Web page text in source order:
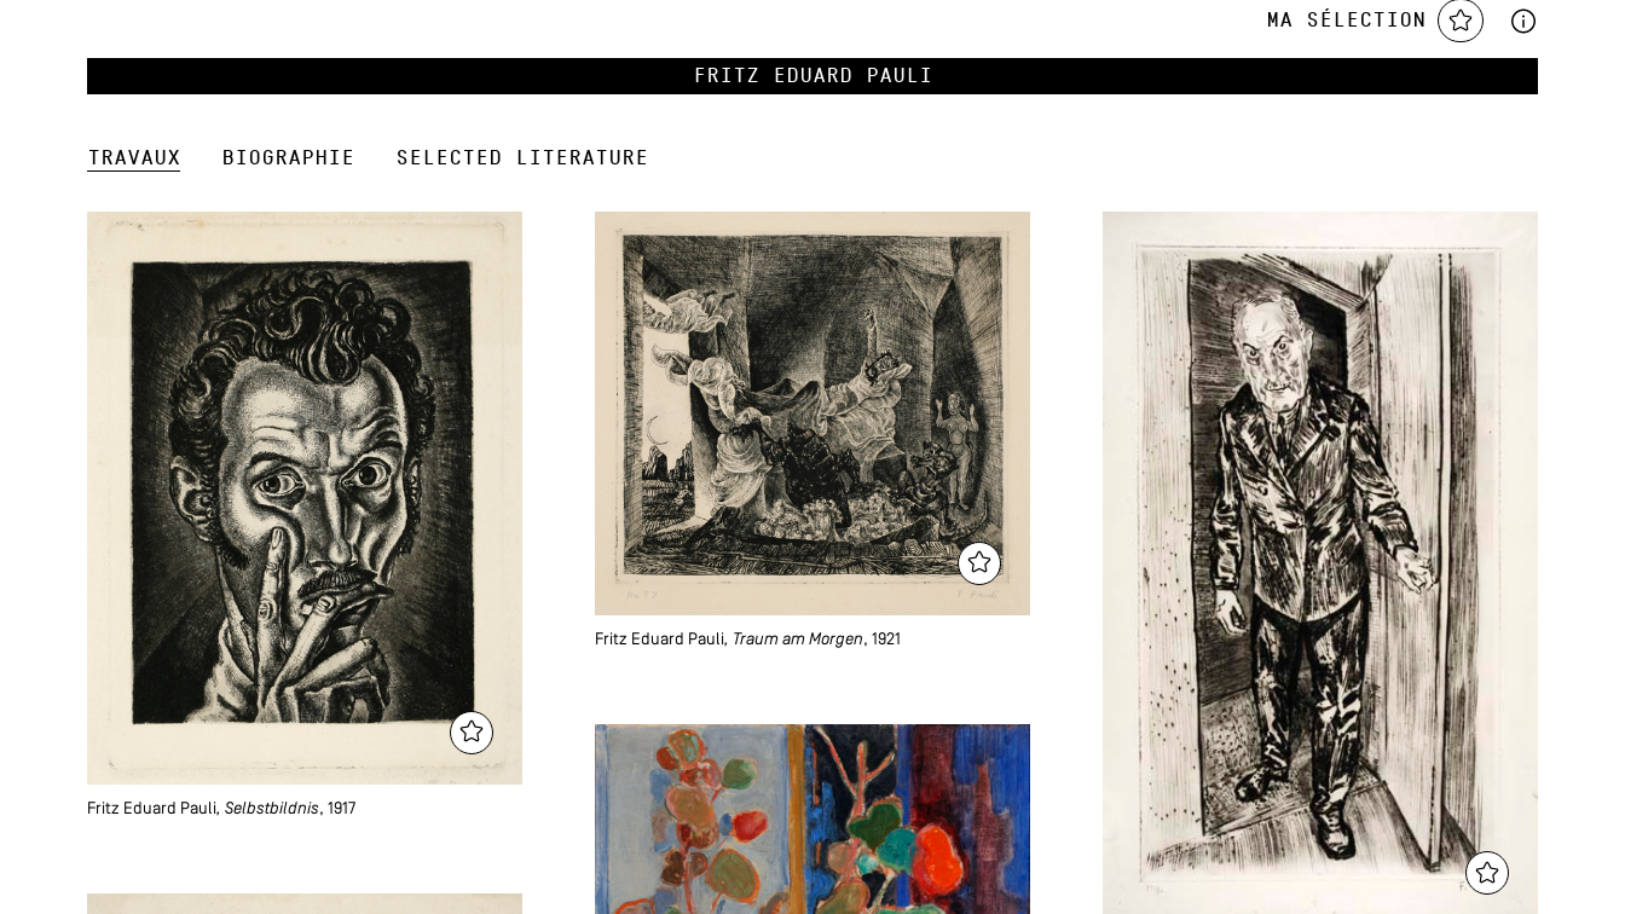
Ma sélection
Fritz Eduard Pauli
Travaux Biographie Selected Literature
Fritz Eduard Pauli, Selbstbildnis, 1917
Fritz Eduard Pauli, Traum am Morgen, 1921